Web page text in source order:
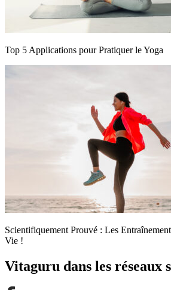
Top 5 Applications pour Pratiquer le Yoga
Scientifiquement Prouvé : Les
Vie !
Vitaguru dans les réseaux